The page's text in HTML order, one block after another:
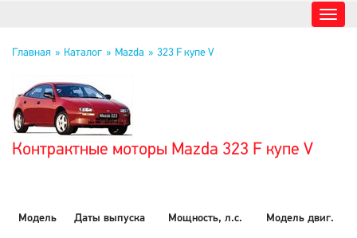
Главная Каталог Mazda 323 F купе V
Контрактные моторы Mazda 323 F купе V
Модель Даты выпуска Мощность, л.с. Модель двиг.